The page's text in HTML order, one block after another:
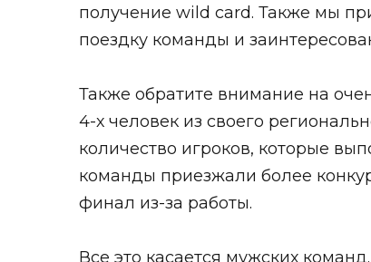
получение wild card. Также мы
поездку команды и
Также обратите внимание на
4-х человек из своего
количество игроков, которые
команды приезжали более
финал из-за работы.
Все это касается мужских